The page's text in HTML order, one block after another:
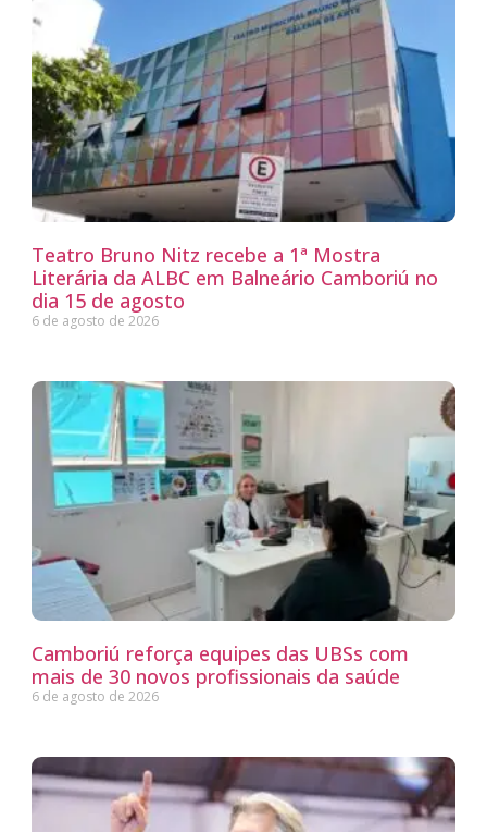
Teatro Bruno Nitz recebe a 1ª Mostra
Literária da ALBC em Balneário Camboriú no
dia 15 de agosto
6 de agosto de 2026
Camboriú reforça equipes das UBSs com
mais de 30 novos profissionais da saúde
6 de agosto de 2026